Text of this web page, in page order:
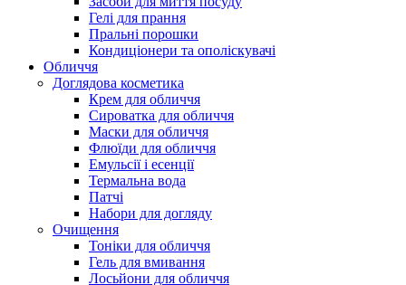
Гелі для прання
Пральні порошки
Кондиціонери та ополіскувачі
Обличчя
Доглядова косметика
Крем для обличчя
Сироватка для обличчя
Маски для обличчя
Флюїди для обличчя
Емульсії і есенції
Термальна вода
Патчі
Набори для догляду
Очищення
Тоніки для обличчя
Гель для вмивання
Лосьйони для обличчя